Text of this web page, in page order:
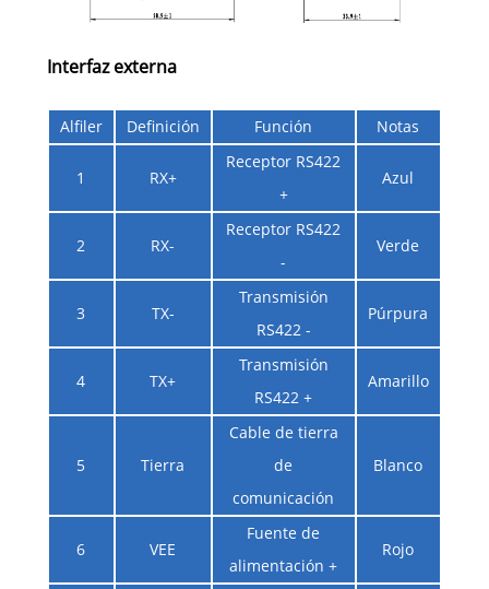
Interfaz externa
Alfiler Definición Función Notas
1 RX+
Receptor RS422
+
Azul
2 RX-
Receptor RS422
-
Verde
3 TX-
Transmisión
RS422 -
Púrpura
4 TX+
Transmisión
RS422 +
Amarillo
5 Tierra
Cable de tierra
de
comunicación
Blanco
6 VEE
Fuente de
alimentación +
Rojo